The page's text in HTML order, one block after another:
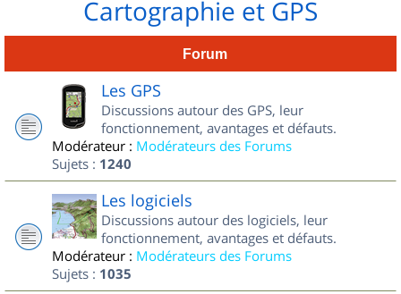
Cartographie et GPS
Forum
Les GPS
Discussions autour des GPS, leur
fonctionnement, avantages et défauts.
Modérateur : Modérateurs des Forums
Sujets : 1240
Les logiciels
Discussions autour des logiciels, leur
fonctionnement, avantages et défauts.
Modérateur : Modérateurs des Forums
Sujets : 1035